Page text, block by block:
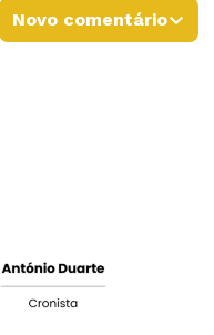
Novo comentário